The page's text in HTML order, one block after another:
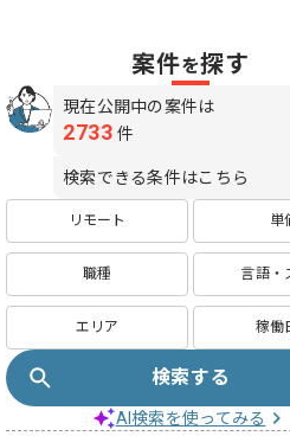
案件を探す
現在公開中の案件は
2733 件
検索できる条件はこちら
リモート 単
職種 言語・
エリア 稼働
検索する
AI検索を使ってみる